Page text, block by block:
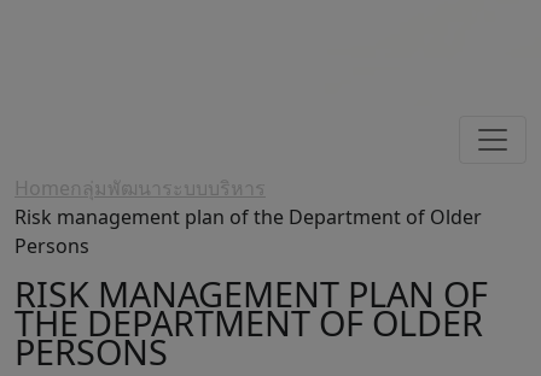
Homeกลุ่มพัฒนาระบบบริหาร
Risk management plan of the Department of Older
Persons
RISK MANAGEMENT PLAN OF
THE DEPARTMENT OF OLDER
PERSONS